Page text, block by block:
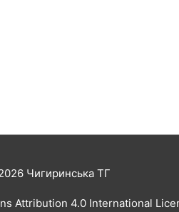
Чигиринська ТГ
Attribution 4.0 International